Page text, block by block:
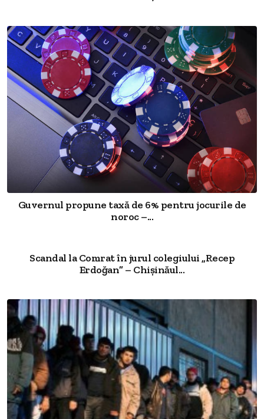
Guvernul propune taxă de 6% pentru jocurile de
noroc –...
Scandal la Comrat în jurul colegiului „Recep
Erdoğan” – Chișinăul...